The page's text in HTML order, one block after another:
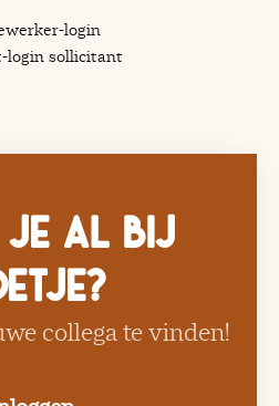
login
login sollicitant
je al bij
collega te vinden!